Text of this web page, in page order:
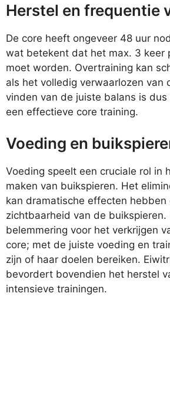
Herstel en frequentie
De core heeft ongeveer 48 uur
wat betekent dat het max. 3 keer
moet worden. Overtraining kan
als het volledig verwaarlozen van
vinden van de juiste balans is
een effectieve core training.
Voeding en
Voeding speelt een cruciale rol in
maken van buikspieren. Het
kan dramatische effecten hebben
zichtbaarheid van de
belemmering voor het verkrijgen
core; met de juiste voeding en
zijn of haar doelen bereiken.
bevordert bovendien het herstel
intensieve trainingen.